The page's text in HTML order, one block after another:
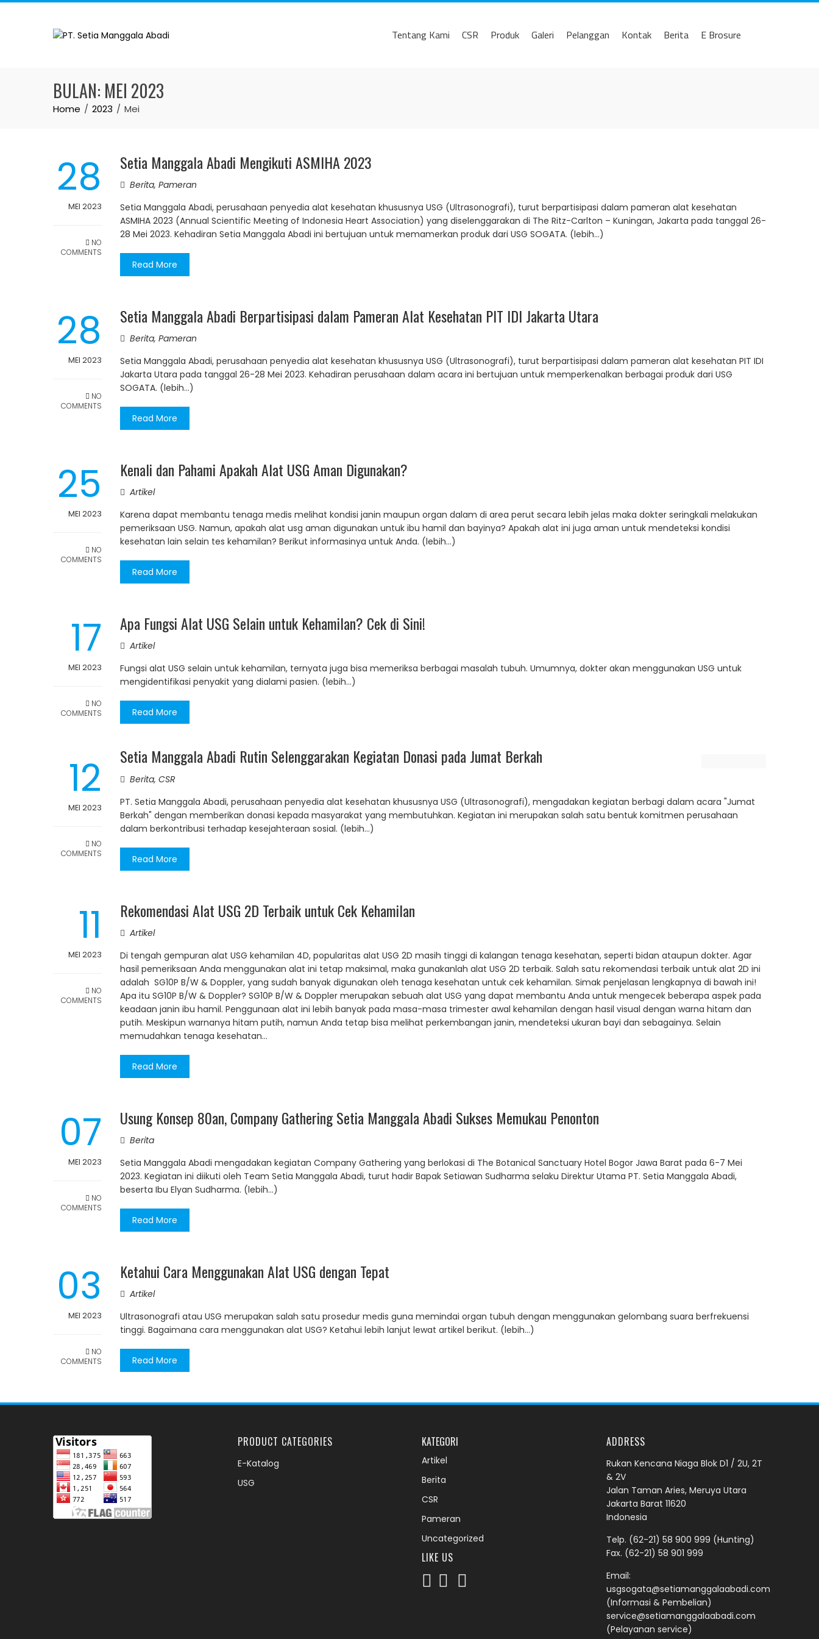
Skip
Tentang Kami CSR Produk Galeri Pelanggan Kontak Berita E Brosure
BULAN: MEI 2023
Home 2023 Mei
28
MEI 2023
NO
COMMENTS
Setia Manggala Abadi Mengikuti ASMIHA 2023
Berita, Pameran
Setia Manggala Abadi, perusahaan penyedia alat kesehatan khususnya USG (Ultrasonografi), turut berpartisipasi dalam pameran alat kesehatan
ASMIHA 2023 (Annual Scientific Meeting of Indonesia Heart Association) yang diselenggarakan di The Ritz-Carlton – Kuningan, Jakarta pada tanggal 26-
28 Mei 2023. Kehadiran Setia Manggala Abadi ini bertujuan untuk memamerkan produk dari USG SOGATA. (lebih…)
Read More
28
MEI 2023
NO
COMMENTS
Setia Manggala Abadi Berpartisipasi dalam Pameran Alat Kesehatan PIT IDI Jakarta Utara
Berita, Pameran
Setia Manggala Abadi, perusahaan penyedia alat kesehatan khususnya USG (Ultrasonografi), turut berpartisipasi dalam pameran alat kesehatan PIT IDI
Jakarta Utara pada tanggal 26-28 Mei 2023. Kehadiran perusahaan dalam acara ini bertujuan untuk memperkenalkan berbagai produk dari USG
SOGATA. (lebih…)
Read More
25
MEI 2023
NO
COMMENTS
Kenali dan Pahami Apakah Alat USG Aman Digunakan?
Artikel
Karena dapat membantu tenaga medis melihat kondisi janin maupun organ dalam di area perut secara lebih jelas maka dokter seringkali melakukan
pemeriksaan USG. Namun, apakah alat usg aman digunakan untuk ibu hamil dan bayinya? Apakah alat ini juga aman untuk mendeteksi kondisi
kesehatan lain selain tes kehamilan? Berikut informasinya untuk Anda. (lebih…)
Read More
17
MEI 2023
NO
COMMENTS
Apa Fungsi Alat USG Selain untuk Kehamilan? Cek di Sini!
Artikel
Fungsi alat USG selain untuk kehamilan, ternyata juga bisa memeriksa berbagai masalah tubuh. Umumnya, dokter akan menggunakan USG untuk
mengidentifikasi penyakit yang dialami pasien. (lebih…)
Read More
12
MEI 2023
NO
COMMENTS
Setia Manggala Abadi Rutin Selenggarakan Kegiatan Donasi pada Jumat Berkah
Berita, CSR
PT. Setia Manggala Abadi, perusahaan penyedia alat kesehatan khususnya USG (Ultrasonografi), mengadakan kegiatan berbagi dalam acara "Jumat
Berkah" dengan memberikan donasi kepada masyarakat yang membutuhkan. Kegiatan ini merupakan salah satu bentuk komitmen perusahaan
dalam berkontribusi terhadap kesejahteraan sosial. (lebih…)
Read More
11
MEI 2023
NO
COMMENTS
Rekomendasi Alat USG 2D Terbaik untuk Cek Kehamilan
Artikel
Di tengah gempuran alat USG kehamilan 4D, popularitas alat USG 2D masih tinggi di kalangan tenaga kesehatan, seperti bidan ataupun dokter. Agar
hasil pemeriksaan Anda menggunakan alat ini tetap maksimal, maka gunakanlah alat USG 2D terbaik. Salah satu rekomendasi terbaik untuk alat 2D ini
adalah SG10P B/W & Doppler, yang sudah banyak digunakan oleh tenaga kesehatan untuk cek kehamilan. Simak penjelasan lengkapnya di bawah ini!
Apa itu SG10P B/W & Doppler? SG10P B/W & Doppler merupakan sebuah alat USG yang dapat membantu Anda untuk mengecek beberapa aspek pada
keadaan janin ibu hamil. Penggunaan alat ini lebih banyak pada masa-masa trimester awal kehamilan dengan hasil visual dengan warna hitam dan
putih. Meskipun warnanya hitam putih, namun Anda tetap bisa melihat perkembangan janin, mendeteksi ukuran bayi dan sebagainya. Selain
memudahkan tenaga kesehatan…
Read More
07
MEI 2023
NO
COMMENTS
Usung Konsep 80an, Company Gathering Setia Manggala Abadi Sukses Memukau Penonton
Berita
Setia Manggala Abadi mengadakan kegiatan Company Gathering yang berlokasi di The Botanical Sanctuary Hotel Bogor Jawa Barat pada 6-7 Mei
2023. Kegiatan ini diikuti oleh Team Setia Manggala Abadi, turut hadir Bapak Setiawan Sudharma selaku Direktur Utama PT. Setia Manggala Abadi,
beserta Ibu Elyan Sudharma. (lebih…)
Read More
03
MEI 2023
NO
COMMENTS
Ketahui Cara Menggunakan Alat USG dengan Tepat
Artikel
Ultrasonografi atau USG merupakan salah satu prosedur medis guna memindai organ tubuh dengan menggunakan gelombang suara berfrekuensi
tinggi. Bagaimana cara menggunakan alat USG? Ketahui lebih lanjut lewat artikel berikut. (lebih…)
Read More
PRODUCT CATEGORIES
E-Katalog
USG
KATEGORI
Artikel
Berita
CSR
Pameran
Uncategorized
LIKE US
ADDRESS
Rukan Kencana Niaga Blok D1 / 2U, 2T
& 2V
Jalan Taman Aries, Meruya Utara
Jakarta Barat 11620
Indonesia
Telp. (62-21) 58 900 999 (Hunting)
Fax. (62-21) 58 901 999
Email:
usgsogata@setiamanggalaabadi.com
(Informasi & Pembelian)
service@setiamanggalaabadi.com
(Pelayanan service)